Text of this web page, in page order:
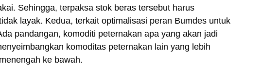
Sehingga, terpaksa stok beras tersebut harus
layak. Kedua, terkait optimalisasi peran Bumdes untuk
pandangan, komoditi peternakan apa yang akan jadi
komoditas peternakan lain yang lebih
ke bawah.